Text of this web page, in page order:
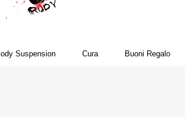
Suspension Cura Buoni Regalo